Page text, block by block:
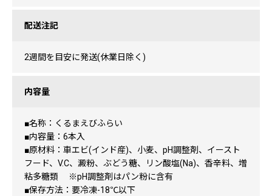
配送注記
2週間を目安に発送(休業日除く)
内容量
■名称：くるまえびふらい
■内容量：6本入
■原材料：車エビ(インド産)、小麦、pH調整剤、イースト
フード、V.C、澱粉、ぶどう糖、リン酸塩(Na)、香辛料、増
粘多糖類 ※pH調整剤はパン粉に含有
■保存方法：要冷凍-18℃以下